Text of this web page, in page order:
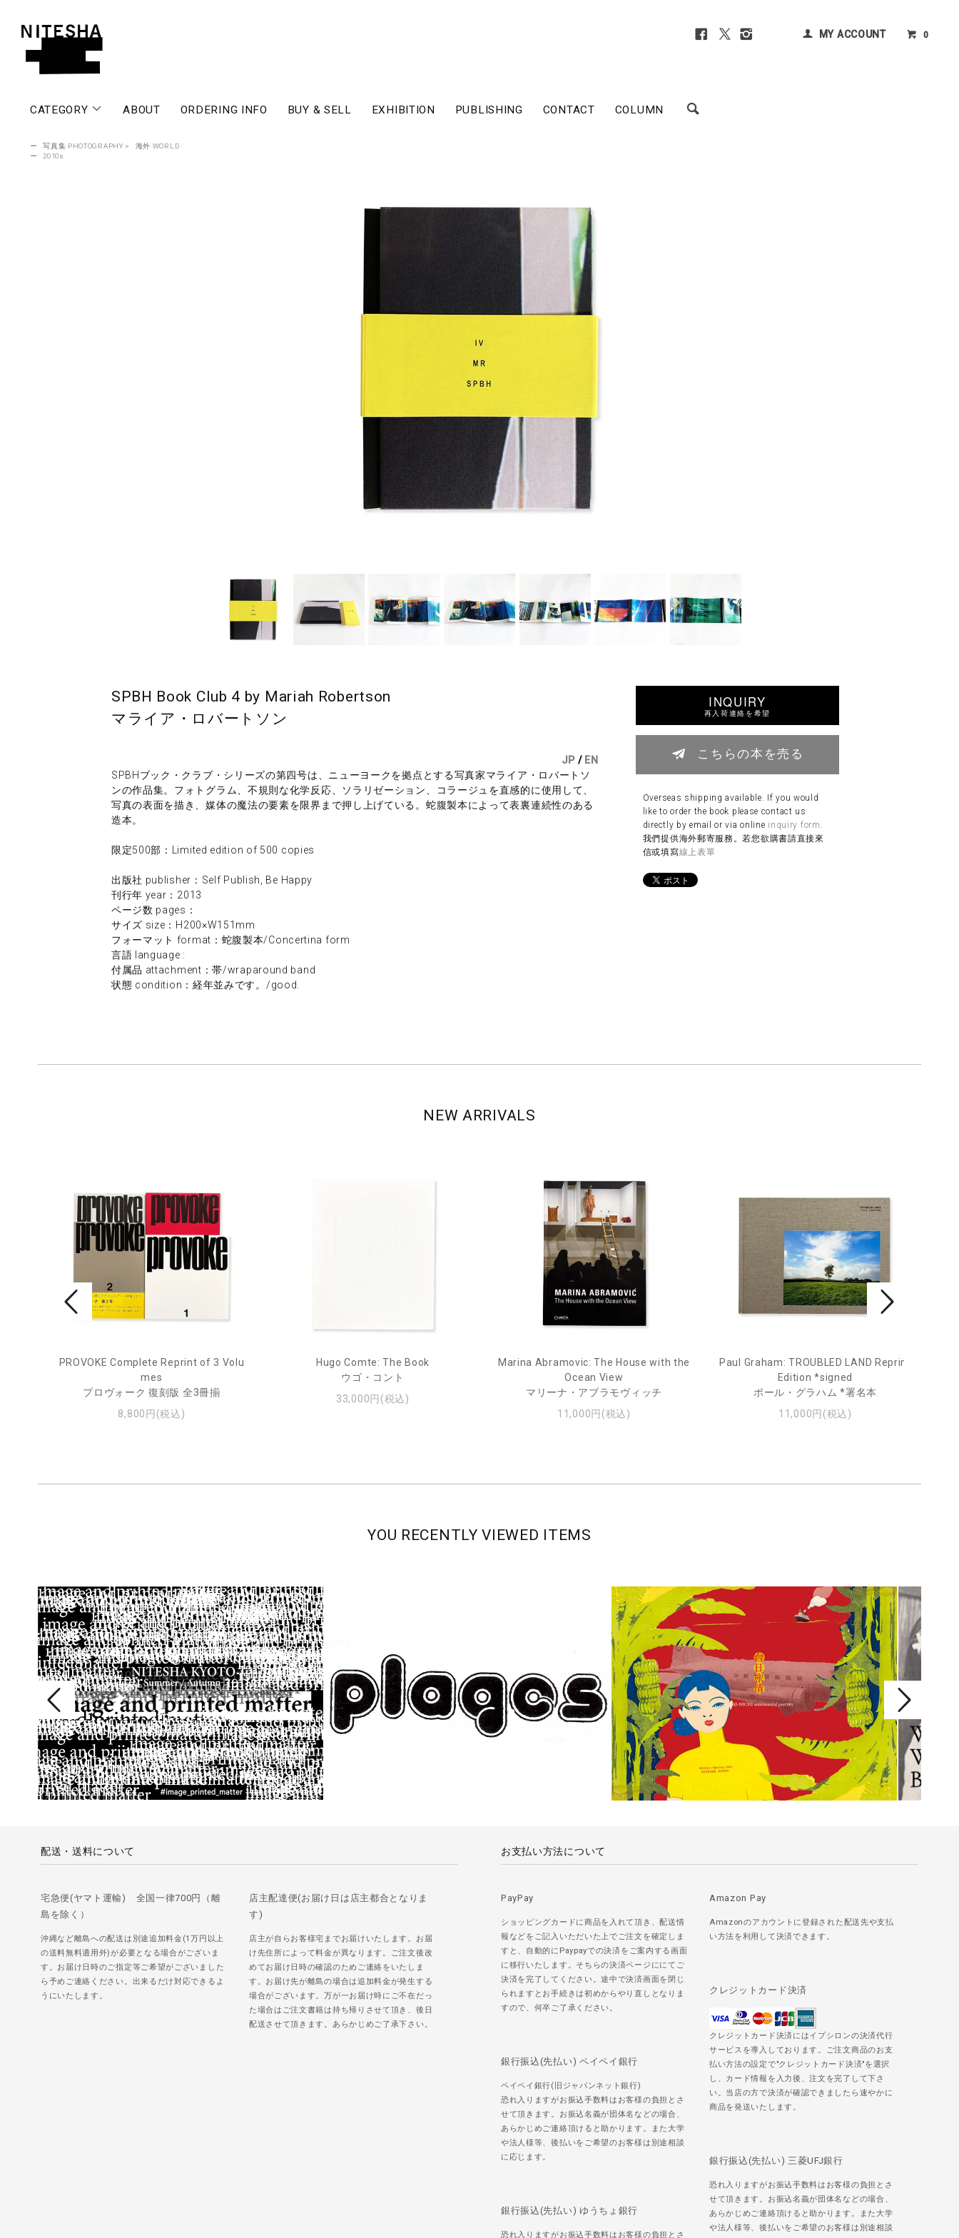
MY ACCOUNT 0
CATEGORY ABOUT ORDERING INFO BUY & SELL EXHIBITION PUBLISHING CONTACT COLUMN
ー 写真集 PHOTOGRAPHY >
海外 WORLD
ー
2010s
SPBH Book Club 4 by Mariah Robertson
マライア・ロバートソン
JP / EN
SPBHブック・クラブ・シリーズの第四号は、ニューヨークを拠点とする写真家マライア・ロバートソ
ンの作品集。フォトグラム、不規則な化学反応、ソラリゼーション、コラージュを直感的に使用して、
写真の表面を描き、媒体の魔法の要素を限界まで押し上げている。蛇腹製本によって表裏連続性のある
造本。
限定500部：Limited edition of 500 copies
出版社 publisher：Self Publish, Be Happy
刊行年 year：2013
ページ数 pages：
サイズ size：H200×W151mm
フォーマット format：蛇腹製本/Concertina form
言語 language :
付属品 attachment：帯/wraparound band
状態 condition：経年並みです。/good.
INQUIRY
再入荷連絡を希望
こちらの本を売る
Overseas shipping available. If you would
like to order the book please contact us
directly by email or via online inquiry form .
我們提供海外郵寄服務。若您欲購書請直接來
信或填寫線上表單
NEW ARRIVALS
PROVOKE Complete Reprint of 3 Volu
mes
プロヴォーク 復刻版 全3冊揃
8,800円(税込)
Hugo Comte: The Book
ウゴ・コント
33,000円(税込)
Marina Abramovic: The House with the
Ocean View
マリーナ・アブラモヴィッチ
11,000円(税込)
Paul Graham: TROUBLED LAND Reprint
Edition *signed
ポール・グラハム *署名本
11,000円(税込)
YOU RECENTLY VIEWED ITEMS
配送・送料について
宅急便(ヤマト運輸) 全国一律700円（離
島を除く）
沖縄など離島への配送は別途追加料金(1万円以上
の送料無料適用外)が必要となる場合がございま
す。お届け日時のご指定等ご希望がございました
ら予めご連絡ください。出来るだけ対応できるよ
うにいたします。
店主配達便(お届け日は店主都合となりま
す)
店主が自らお客様宅までお届けいたします。お届
け先住所によって料金が異なります。ご注文後改
めてお届け日時の確認のためご連絡をいたしま
す。お届け先が離島の場合は追加料金が発生する
場合がございます。万が一お届け時にご不在だっ
た場合はご注文書籍は持ち帰りさせて頂き、後日
配送させて頂きます。あらかじめご了承下さい。
お支払い方法について
PayPay
ショッピングカードに商品を入れて頂き、配送情
報などをご記入いただいた上でご注文を確定しま
すと、自動的にPaypayでの決済をご案内する画面
に移行いたします。そちらの決済ページににてご
決済を完了してください。途中で決済画面を閉じ
られますとお手続きは初めからやり直しとなりま
すので、何卒ご了承ください。
Amazon Pay
Amazonのアカウントに登録された配送先や支払
い方法を利用して決済できます。
クレジットカード決済
クレジットカード決済にはイプシロンの決済代行
サービスを導入しております。ご注文商品のお支
払い方法の設定で"クレジットカード決済"を選択
し、カード情報を入力後、注文を完了して下さ
い。当店の方で決済が確認できましたら速やかに
商品を発送いたします。
銀行振込(先払い) ペイペイ銀行
ペイペイ銀行(旧ジャパンネット銀行)
恐れ入りますがお振込手数料はお客様の負担とさ
せて頂きます。お振込名義が団体名などの場合、
あらかじめご連絡頂けると助かります。また大学
や法人様等、後払いをご希望のお客様は別途相談
に応じます。
銀行振込(先払い) 三菱UFJ銀行
恐れ入りますがお振込手数料はお客様の負担とさ
せて頂きます。お振込名義が団体名などの場合、
あらかじめご連絡頂けると助かります。また大学
や法人様等、後払いをご希望のお客様は別途相談
銀行振込(先払い) ゆうちょ銀行
恐れ入りますがお振込手数料はお客様の負担とさ